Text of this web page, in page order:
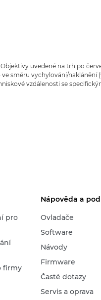
uvedené na trh po
směru vychylování/naklánění
vzdálenosti se
pro
firmy
Nápověda a
Ovladače
Software
Návody
Firmware
Časté dotazy
Servis a oprava